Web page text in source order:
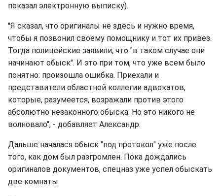
показал электронную выписку).
"Я сказал, что оригиналы не здесь и нужно время,
чтобы я позвонил своему помощнику и тот их привез.
Тогда полицейские заявили, что "в таком случае они
начинают обыск". И это при том, что уже всем было
понятно: произошла ошибка. Приехали и
представители областной коллегии адвокатов,
которые, разумеется, возражали против этого
абсолютно незаконного обыска. Но это никого не
волновало", - добавляет Александр.
Дальше началася обыск "под протокол" уже после
того, как дом был разгромлен. Пока дождались
оригиналов документов, спецназ уже успел обыскать
две комнаты.